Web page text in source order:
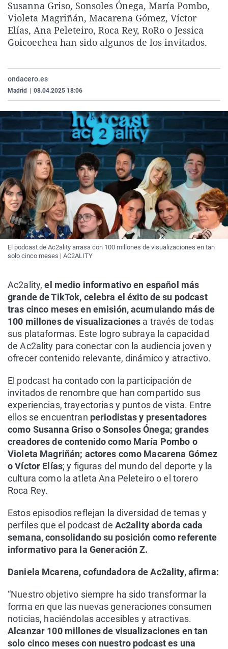
La rosa de los vientos
Gente viajera
Como el perro y el
Caso
Retornados
Equipo de
Extremadura
Galicia
La Rioja
Virales
Televisión
Elecciones
Susanna Griso, Sonsoles Ónega, María Pombo,
Violeta Magriñán, Macarena Gómez, Víctor
Elías, Ana Peleteiro, Roca Rey, RoRo o Jessica
Goicoechea han sido algunos de los invitados.
ondacero.es
Madrid 08.04.2025 18:06
El podcast de Ac2ality arrasa con 100 millones de visualizaciones en tan
solo cinco meses | AC2ALITY
Ac2ality, el medio informativo en español más
grande de TikTok, celebra el éxito de su podcast
tras cinco meses en emisión, acumulando más de
100 millones de visualizaciones a través de todas
sus plataformas. Este logro subraya la capacidad
de Ac2ality para conectar con la audiencia joven y
ofrecer contenido relevante, dinámico y atractivo.
El podcast ha contado con la participación de
invitados de renombre que han compartido sus
experiencias, trayectorias y puntos de vista. Entre
ellos se encuentran periodistas y presentadores
como Susanna Griso o Sonsoles Ónega; grandes
creadores de contenido como María Pombo o
Violeta Magriñán; actores como Macarena Gómez
o Víctor Elías; y figuras del mundo del deporte y la
cultura como la atleta Ana Peleteiro o el torero
Roca Rey.
Estos episodios reflejan la diversidad de temas y
perfiles que el podcast de Ac2ality aborda cada
semana, consolidando su posición como referente
informativo para la Generación Z.
Daniela Mcarena, cofundadora de Ac2ality, afirma:
“Nuestro objetivo siempre ha sido transformar la
forma en que las nuevas generaciones consumen
noticias, haciéndolas accesibles y atractivas.
Alcanzar 100 millones de visualizaciones en tan
solo cinco meses con nuestro podcast es una